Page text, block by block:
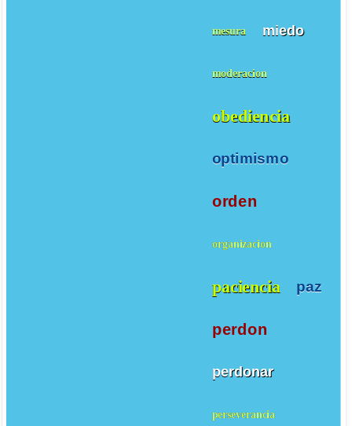
mesura miedo
moderacion
obediencia
optimismo
orden
organizacion
paciencia paz
perdon
perdonar
perseverancia